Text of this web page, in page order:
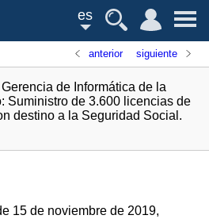
es
anterior siguiente
de Informática de la
Suministro de 3.600 licencias de
destino a la Seguridad Social.
15 de noviembre de 2019,